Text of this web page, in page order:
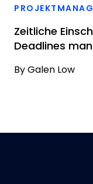
Zeitliche
Deadlines
By Galen Low